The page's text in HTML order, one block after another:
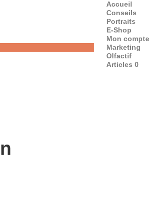
Accueil
Conseils
Portraits
E-Shop
Mon compte
Marketing
Olfactif
Articles 0